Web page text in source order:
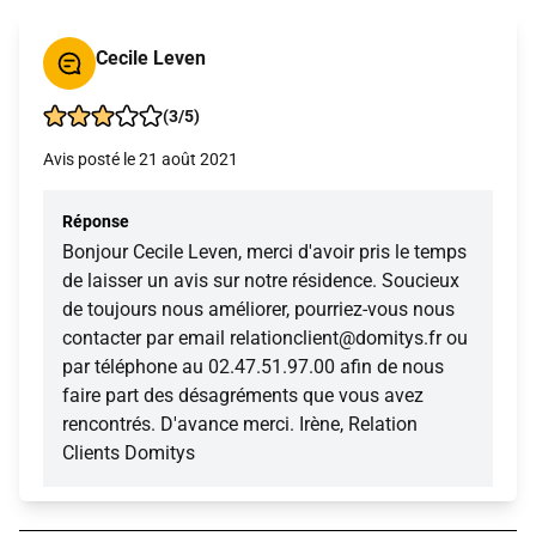
Cecile Leven
(3/5)
Avis posté le 21 août 2021
Réponse
Bonjour Cecile Leven, merci d'avoir pris le temps
de laisser un avis sur notre résidence. Soucieux
de toujours nous améliorer, pourriez-vous nous
contacter par email relationclient@domitys.fr ou
par téléphone au 02.47.51.97.00 afin de nous
faire part des désagréments que vous avez
rencontrés. D'avance merci. Irène, Relation
Clients Domitys